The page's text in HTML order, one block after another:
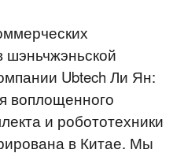
шэньчжэньской
Ubtech Ли Ян:
воплощенного
и робототехники
в Китае. Мы